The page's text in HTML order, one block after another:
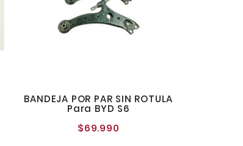
BANDEJA POR PAR SIN ROTULA
Para BYD S6
$69.990